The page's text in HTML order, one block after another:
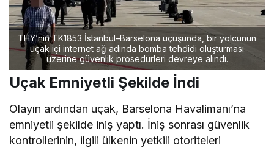
THY’nin TK1853 İstanbul–Barselona uçuşunda, bir yolcunun
uçak içi internet ağ adında bomba tehdidi oluşturması
üzerine güvenlik prosedürleri devreye alındı.
Uçak Emniyetli Şekilde İndi
Olayın ardından uçak, Barselona Havalimanı’na
emniyetli şekilde iniş yaptı. İniş sonrası güvenlik
kontrollerinin, ilgili ülkenin yetkili otoriteleri